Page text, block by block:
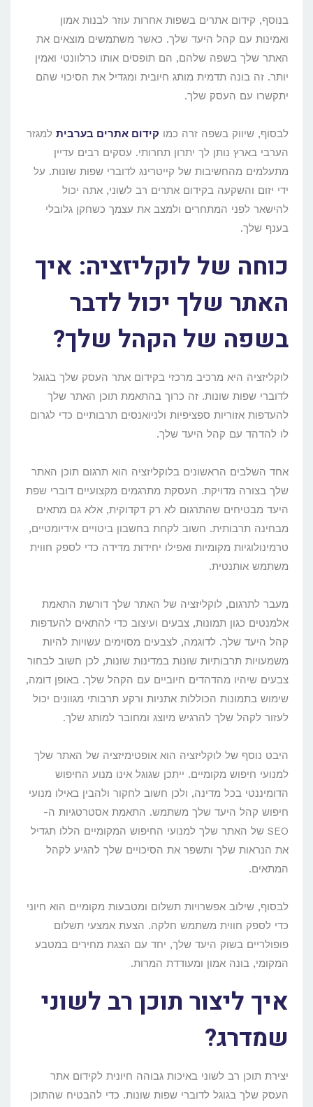
בנוסף, קידום אתרים בשפות אחרות עוזר לבנות אמון
ואמינות עם קהל היעד שלך. כאשר משתמשים מוצאים את
האתר שלך בשפה שלהם, הם תופסים אותו כרלוונטי ואמין
יותר. זה בונה תדמית מותג חיובית ומגדיל את הסיכוי שהם
יתקשרו עם העסק שלך.
לבסוף, שיווק בשפה זרה כמו קידום אתרים בערבית למגזר
הערבי בארץ נותן לך יתרון תחרותי. עסקים רבים עדיין
מתעלמים מהחשיבות של קייטרינג לדוברי שפות שונות. על
ידי יזום והשקעה בקידום אתרים רב לשוני, אתה יכול
להישאר לפני המתחרים ולמצב את עצמך כשחקן גלובלי
בענף שלך.
כוחה של לוקליזציה: איך
האתר שלך יכול לדבר
בשפה של הקהל שלך?
לוקליזציה היא מרכיב מרכזי בקידום אתר העסק שלך בגוגל
לדוברי שפות שונות. זה כרוך בהתאמת תוכן האתר שלך
להעדפות אזוריות ספציפיות ולניואנסים תרבותיים כדי לגרום
לו להדהד עם קהל היעד שלך.
אחד השלבים הראשונים בלוקליזציה הוא תרגום תוכן האתר
שלך בצורה מדויקת. העסקת מתרגמים מקצועיים דוברי שפת
היעד מבטיחים שהתרגום לא רק דקדוקית, אלא גם מתאים
מבחינה תרבותית. חשוב לקחת בחשבון ביטויים אידיומטיים,
טרמינולוגיות מקומיות ואפילו יחידות מדידה כדי לספק חווית
משתמש אותנטית.
מעבר לתרגום, לוקליזציה של האתר שלך דורשת התאמת
אלמנטים כגון תמונות, צבעים ועיצוב כדי להתאים להעדפות
קהל היעד שלך. לדוגמה, לצבעים מסוימים עשויות להיות
משמעויות תרבותיות שונות במדינות שונות, לכן חשוב לבחור
צבעים שיהיו מהדהדים חיוביים עם הקהל שלך. באופן דומה,
שימוש בתמונות הכוללות אתניות ורקע תרבותי מגוונים יכול
לעזור לקהל שלך להרגיש מיוצג ומחובר למותג שלך.
היבט נוסף של לוקליזציה הוא אופטימיזציה של האתר שלך
למנועי חיפוש מקומיים. ייתכן שגוגל אינו מנוע החיפוש
הדומיננטי בכל מדינה, ולכן חשוב לחקור ולהבין באילו מנועי
חיפוש קהל היעד שלך משתמש. התאמת אסטרטגיות ה-
SEO של האתר שלך למנועי החיפוש המקומיים הללו תגדיל
את הנראות שלך ותשפר את הסיכויים שלך להגיע לקהל
המתאים.
לבסוף, שילוב אפשרויות תשלום ומטבעות מקומיים הוא חיוני
כדי לספק חווית משתמש חלקה. הצעת אמצעי תשלום
פופולריים בשוק היעד שלך, יחד עם הצגת מחירים במטבע
המקומי, בונה אמון ומעודדת המרות.
איך ליצור תוכן רב לשוני
שמדרג?
יצירת תוכן רב לשוני באיכות גבוהה חיונית לקידום אתר
העסק שלך בגוגל לדוברי שפות שונות. כדי להבטיח שהתוכן